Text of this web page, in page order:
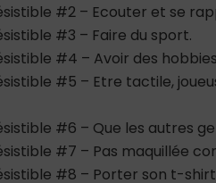
#2 – Ecouter et se
#3 – Faire du sport.
#4 – Avoir des
#5 – Etre tactile,
#6 – Que les autres
#7 – Pas maquillée
#8 – Porter son t-shirt